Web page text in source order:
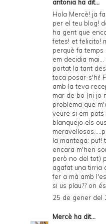
antonia ha dit...
Hola Mercè! ja
per el teu blog!
ha gent que
fetes! et felicito!
perquè fa temps
em decidia
portat la tant
toca posar-s'hi!
amb la teva
mar de bo (ni jo
problema que
veure si em pots
blanquejo els
la mantega: puf!
encara m'hen
però no del tot)
agafat una tirria
fer a mà amb
si us plau?? on
25 de gener del
Mercè ha dit...